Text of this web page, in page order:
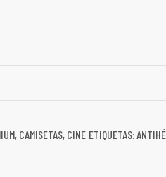
, CAMISETAS, CINE ETIQUETAS: